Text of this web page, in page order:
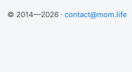
© 2014—2026 · contact@mom.life